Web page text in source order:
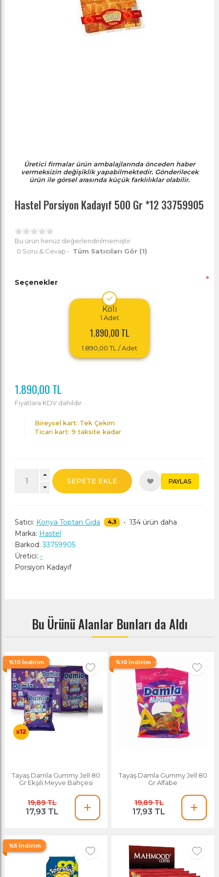
Üretici firmalar ürün ambalajlarında önceden haber
vermeksizin değişiklik yapabilmektedir. Gönderilecek
ürün ile görsel arasında küçük farklılıklar olabilir.
Hastel Porsiyon Kadayıf 500 Gr *12 33759905
Bu ürün henüz değerlendirilmemiştir.
0 Soru & Cevap • Tüm Satıcıları Gör (1)
Seçenekler *
Koli
1 Adet
1.890,00 TL
1.890,00 TL / Adet
1.890,00 TL
Fiyatlara KDV dahildir
Bireysel kart: Tek Çekim
Ticari kart: 9 taksite kadar
SEPETE EKLE PAYLAS
Satıcı: Konya Toptan Gıda 4,3 • 134 ürün daha
Marka: Hastel
Barkod: 33759905
Üretici: -
Porsiyon Kadayıf
Bu Ürünü Alanlar Bunları da Aldı
%10 İndirim
Tayaş Damla Gummy Jell 80
Gr Ekşili Meyve Bahçesi
19,89 TL
17,93 TL
%10 İndirim
Tayaş Damla Gummy Jell 80
Gr Alfabe
19,89 TL
17,93 TL
%5 İndirim